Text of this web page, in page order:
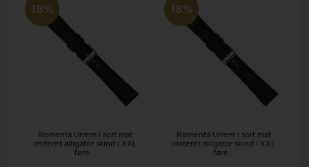
18%
Romenta Urrem i sort mat
imiteret alligator skind i XXL
føre...
18%
Romenta Urrem i sort mat
imiteret alligator skind i XXL
føre...